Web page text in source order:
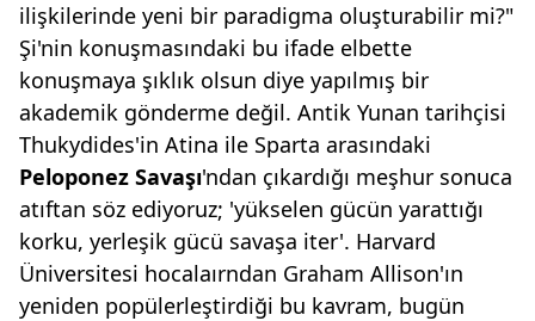
ilişkilerinde yeni bir paradigma oluşturabilir mi?"
Şi'nin konuşmasındaki bu ifade elbette
konuşmaya şıklık olsun diye yapılmış bir
akademik gönderme değil. Antik Yunan tarihçisi
Thukydides'in Atina ile Sparta arasındaki
Peloponez Savaşı'ndan çıkardığı meşhur sonuca
atıftan söz ediyoruz; 'yükselen gücün yarattığı
korku, yerleşik gücü savaşa iter'. Harvard
Üniversitesi hocalaırndan Graham Allison'ın
yeniden popülerleştirdiği bu kavram, bugün